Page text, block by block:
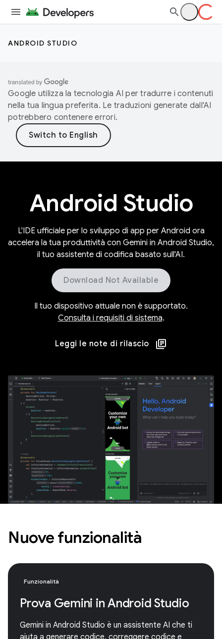
ANDROID STUDIO
Google utilizza la tecnologia AI per tradurre i contenuti
nella tua lingua preferita. Le traduzioni generate dall'AI
potrebbero contenere errori.
Android Studio
L'IDE ufficiale per lo sviluppo di app per Android ora
accelera la tua produttività con Gemini in Android Studio,
il tuo assistente di codifica basato sull'AI.
Download Not Available
Il tuo dispositivo attuale non è supportato.
Consulta i requisiti di sistema.
Leggi le note di rilascio
Nuove funzionalità
Funzionalità
Prova Gemini in Android Studio
Gemini in Android Studio è un assistente AI che ti